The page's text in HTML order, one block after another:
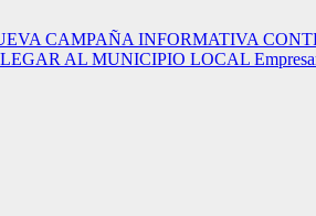
CAMPAÑA INFORMATIVA
AL MUNICIPIO LOCAL